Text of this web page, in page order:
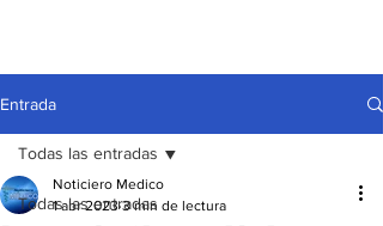
Entrada
Todas las entradas
Todas las entradas
Noticiero Medico
1 abr 2023 3 min de lectura